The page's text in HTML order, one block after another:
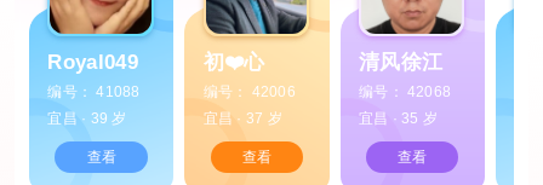
Royal049
编号： 41088
宜昌 · 39 岁
查看
初❤️心
编号： 42006
宜昌 · 37 岁
查看
清风徐江
编号： 42068
宜昌 · 35 岁
查看